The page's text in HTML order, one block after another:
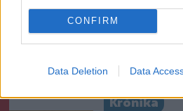
CONFIRM
Data Deletion Data
Látványos
Szuperliga
fordulóját
Krónika